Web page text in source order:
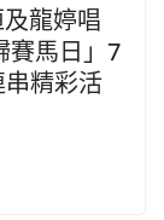
龍婷唱
賽馬日」7
精彩活